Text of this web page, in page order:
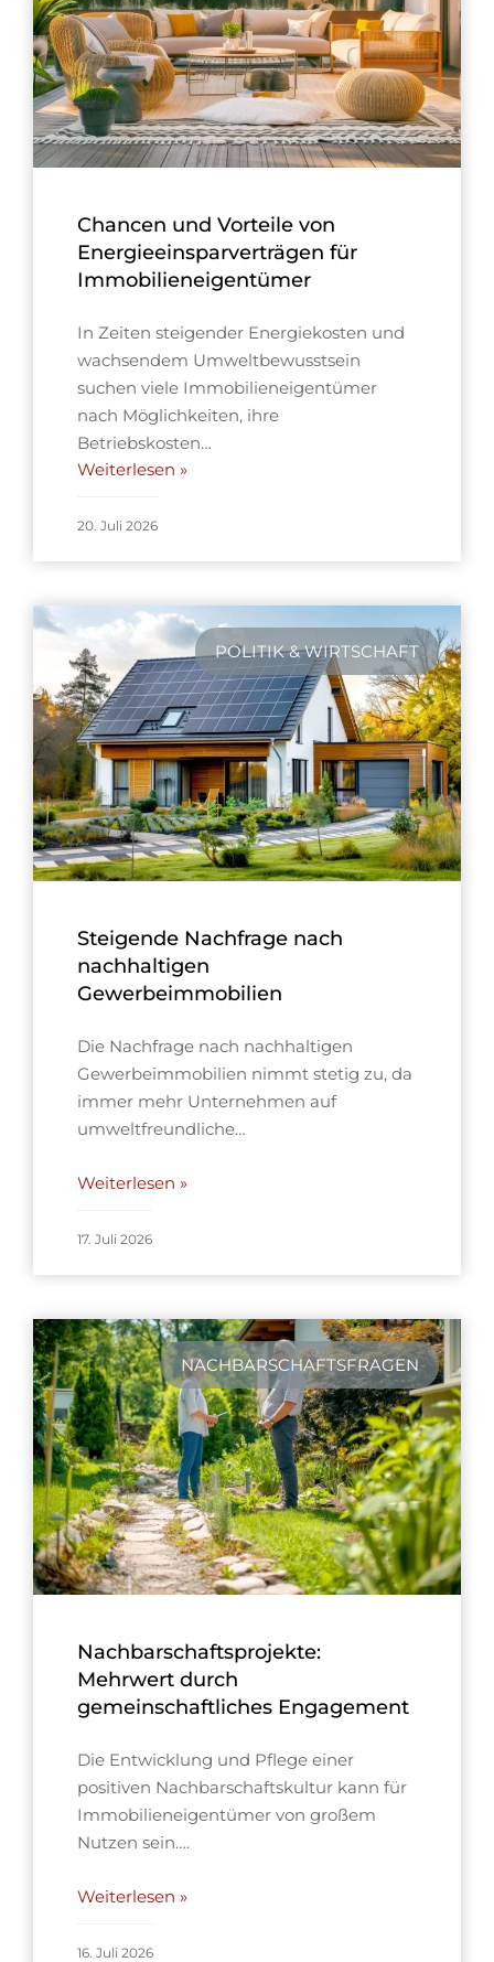
Chancen und Vorteile von
Energieeinsparverträgen für
Immobilieneigentümer
In Zeiten steigender Energiekosten und
wachsendem Umweltbewusstsein
suchen viele Immobilieneigentümer
nach Möglichkeiten, ihre
Betriebskosten…
Weiterlesen »
20. Juli 2026
POLITIK & WIRTSCHAFT
Steigende Nachfrage nach
nachhaltigen
Gewerbeimmobilien
Die Nachfrage nach nachhaltigen
Gewerbeimmobilien nimmt stetig zu, da
immer mehr Unternehmen auf
umweltfreundliche…
Weiterlesen »
17. Juli 2026
NACHBARSCHAFTSFRAGEN
Nachbarschaftsprojekte:
Mehrwert durch
gemeinschaftliches Engagement
Die Entwicklung und Pflege einer
positiven Nachbarschaftskultur kann für
Immobilieneigentümer von großem
Nutzen sein….
Weiterlesen »
16. Juli 2026